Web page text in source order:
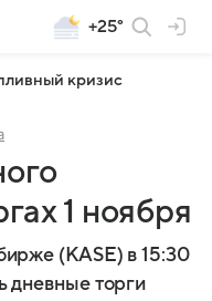
+25°
кризис
1 ноября
(KASE) в 15:30
дневные торги